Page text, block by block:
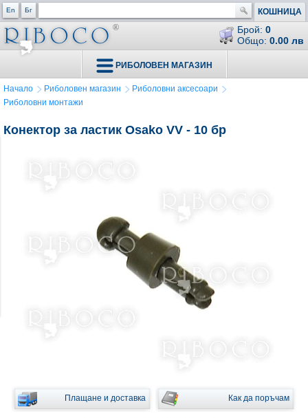
En Бг КОШНИЦА
Брой: 0
Общо: 0.00 лв
РИБОЛОВЕН МАГАЗИН
Начало Риболовен магазин
Риболовни аксесоари
Риболовни монтажи
Конектор за ластик Osako VV - 10 бр
Плащане и доставка Как да поръчам